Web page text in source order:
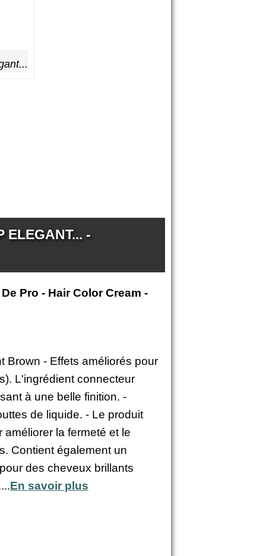
ELEGANT... -
Pro - Hair Color Cream -
Brown - Effets améliorés pour
L'ingrédient connecteur
à une belle finition. -
de liquide. - Le produit
la fermeté et le
Contient également un
des cheveux brillants
En savoir plus